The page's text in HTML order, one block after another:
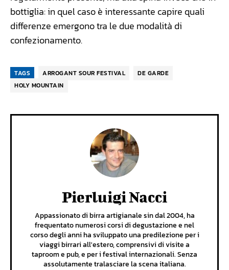
bottiglia: in quel caso è interessante capire quali
differenze emergono tra le due modalità di
confezionamento.
TAGS ARROGANT SOUR FESTIVAL
DE GARDE
HOLY MOUNTAIN
Pierluigi Nacci
Appassionato di birra artigianale sin dal 2004, ha
frequentato numerosi corsi di degustazione e nel
corso degli anni ha sviluppato una predilezione per i
viaggi birrari all'estero, comprensivi di visite a
taproom e pub, e per i festival internazionali. Senza
assolutamente tralasciare la scena italiana.